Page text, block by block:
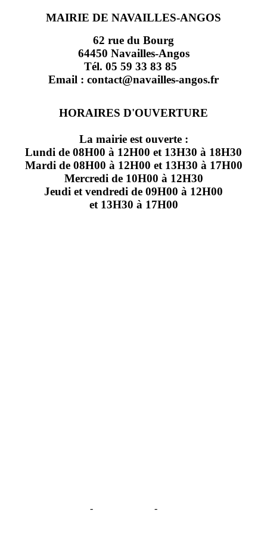
MAIRIE DE NAVAILLES-ANGOS
62 rue du Bourg
64450 Navailles-Angos
Tél. 05 59 33 83 85
Email : contact@navailles-angos.fr
HORAIRES D'OUVERTURE
La mairie est ouverte :
Lundi de 08H00 à 12H00 et 13H30 à 18H30
Mardi de 08H00 à 12H00 et 13H30 à 17H00
Mercredi de 10H00 à 12H30
Jeudi et vendredi de 09H00 à 12H00
et 13H30 à 17H00
- -